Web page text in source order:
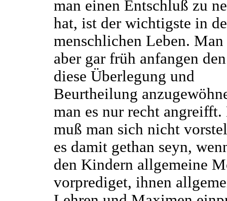
man einen Entschluß zu
hat, ist der wichtigste in
menschlichen Leben.
aber gar früh anfangen
diese Überlegung und
Beurtheilung
man es nur recht
muß man sich nicht
es damit gethan seyn,
den Kindern allgemeine
vorprediget, ihnen